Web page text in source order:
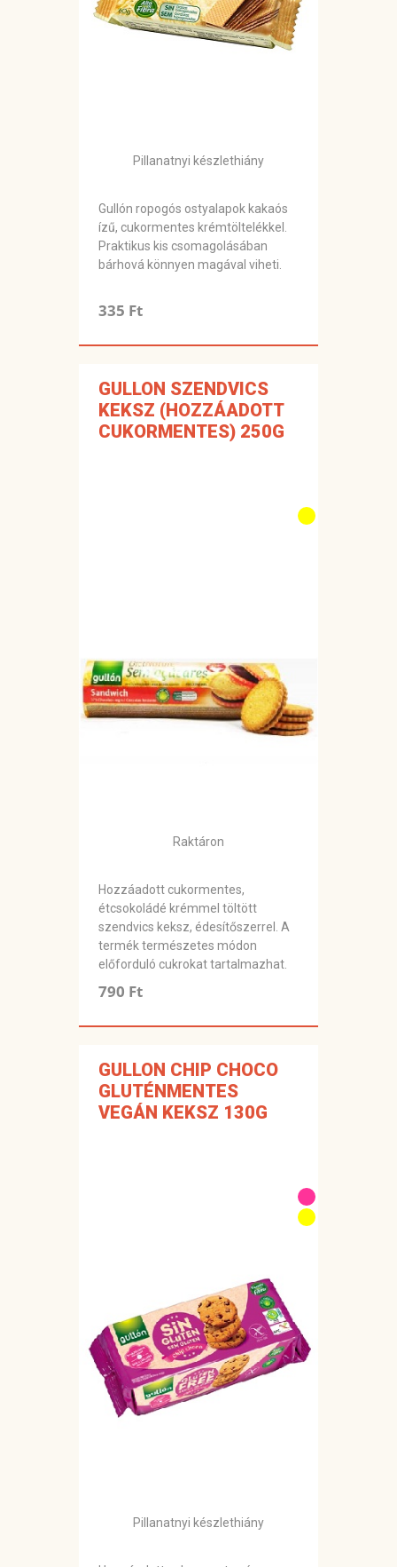
Pillanatnyi készlethiány
Gullón ropogós ostyalapok kakaós
ízű, cukormentes krémtöltelékkel.
Praktikus kis csomagolásában
bárhová könnyen magával viheti.
335 Ft
GULLON SZENDVICS
KEKSZ (HOZZÁADOTT
CUKORMENTES) 250G
Raktáron
Hozzáadott cukormentes,
étcsokoládé krémmel töltött
szendvics keksz, édesítőszerrel. A
termék természetes módon
előforduló cukrokat tartalmazhat.
790 Ft
GULLON CHIP CHOCO
GLUTÉNMENTES
VEGÁN KEKSZ 130G
Pillanatnyi készlethiány